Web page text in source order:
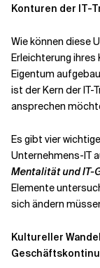
Konturen der IT-
Wie können diese
Erleichterung
Eigentum
ist der Kern der IT-
ansprechen
Es gibt vier
Unternehmens-IT
Mentalität und IT-
Elemente
sich ändern
Kultureller